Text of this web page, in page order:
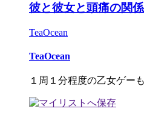
彼と彼女と頭痛の関係
TeaOcean
TeaOcean
１周１分程度の乙女ゲー